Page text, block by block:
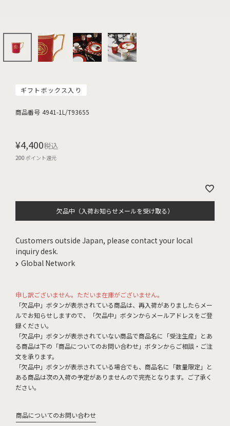
ギフトボックス入り
商品番号 4941-1L/T93655
¥4,400税込
200ポイント還元
欠品中（入荷お知らせメールを受け取る）
Customers outside Japan, please contact your local
inquiry desk.
Global Network
申し訳ございません。ただいま在庫がございません。
「欠品中」ボタンが表示されている商品は、再入荷がありましたらメー
ルでお知らせしますので、「欠品中」ボタンからメールアドレスをご登
録ください。
「欠品中」ボタンが表示されていない商品で商品名に「受注生産」とあ
る商品は下の「商品についてのお問い合わせ」ボタンからご相談・ご注
文を承ります。
「欠品中」ボタンが表示されている場合でも、商品名に「数量限定」と
ある商品は次の入荷の予定がありませんので完売となります。ご了承く
ださい。
商品についてのお問い合わせ